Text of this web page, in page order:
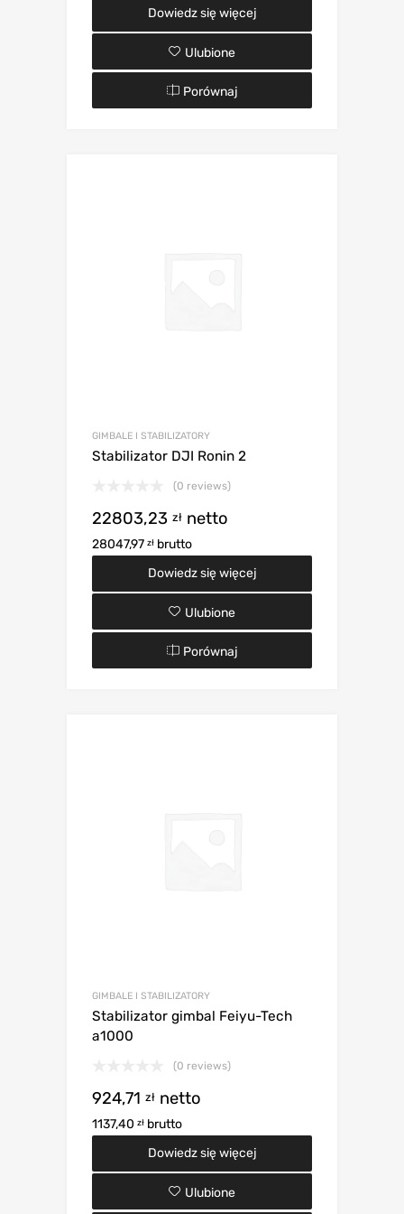
Dowiedz się więcej
Ulubione
Porównaj
GIMBALE I STABILIZATORY
Stabilizator DJI Ronin 2
(0 reviews)
22803,23 zł netto
28047,97 zł brutto
Dowiedz się więcej
Ulubione
Porównaj
GIMBALE I STABILIZATORY
Stabilizator gimbal Feiyu-Tech
a1000
(0 reviews)
924,71 zł netto
1137,40 zł brutto
Dowiedz się więcej
Ulubione